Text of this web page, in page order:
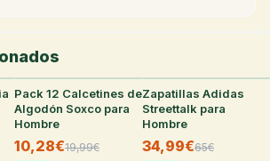
° 30 °
Pack 12 Calcetines de
Algodón Soxco para
Hombre
10,28€19,99€
29
Zapatillas Adidas
Streettalk para
Hombre
34,99€65€